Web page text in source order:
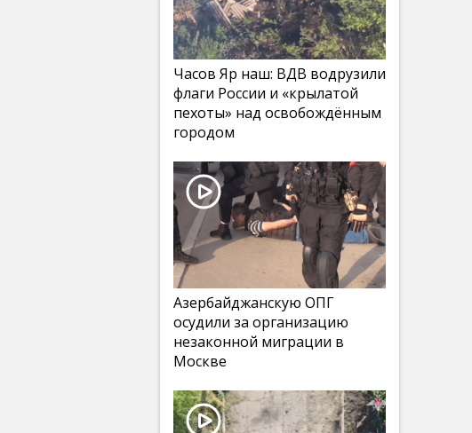
Часов Яр наш: ВДВ водрузили
флаги России и «крылатой
пехоты» над освобождённым
городом
Азербайджанскую ОПГ
осудили за организацию
незаконной миграции в
Москве